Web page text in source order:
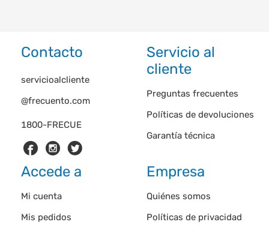
Contacto
1800-FRECUE
servicioalcliente
@frecuento.com
Servicio al
cliente
Preguntas frecuentes
Políticas de devoluciones
Garantía técnica
Accede a
Mi cuenta
Mis pedidos
Empresa
Quiénes somos
Políticas de privacidad